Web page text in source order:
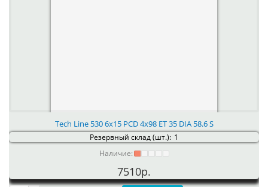
Tech Line 530 6x15 PCD 4x98 ET 35 DIA 58.6 S
Резервный склад (шт.): 1
Наличие:
7510р.